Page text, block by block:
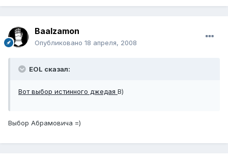
Baalzamon
Опубликовано 18 апреля, 2008
EOL сказал:
Вот выбор истинного джедая В)
Выбор Абрамовича =)